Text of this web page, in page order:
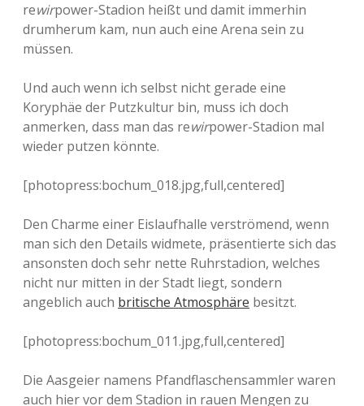
rewirpower-Stadion heißt und damit immerhin
drumherum kam, nun auch eine Arena sein zu
müssen.
Und auch wenn ich selbst nicht gerade eine
Koryphäe der Putzkultur bin, muss ich doch
anmerken, dass man das rewirpower-Stadion mal
wieder putzen könnte.
[photopress:bochum_018.jpg,full,centered]
Den Charme einer Eislaufhalle verströmend, wenn
man sich den Details widmete, präsentierte sich das
ansonsten doch sehr nette Ruhrstadion, welches
nicht nur mitten in der Stadt liegt, sondern
angeblich auch britische Atmosphäre besitzt.
[photopress:bochum_011.jpg,full,centered]
Die Aasgeier namens Pfandflaschensammler waren
auch hier vor dem Stadion in rauen Mengen zu